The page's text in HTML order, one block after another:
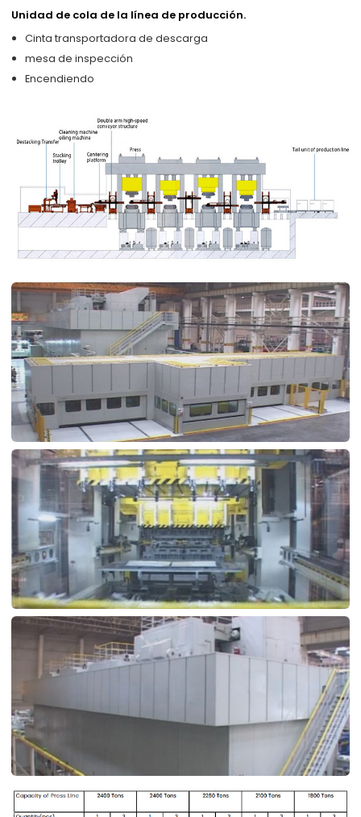
Unidad de cola de la línea de producción.
Cinta transportadora de descarga
mesa de inspección
Encendiendo